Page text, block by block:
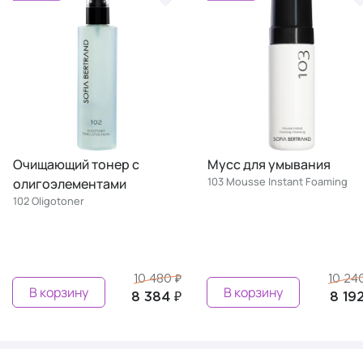
Мусс для умывания
103 Mousse Instant Foaming
10 240 ₽
8 192 ₽
В корзину
Увлажняющий лосьон
чувствительной кожи
10
8
Предзаказ